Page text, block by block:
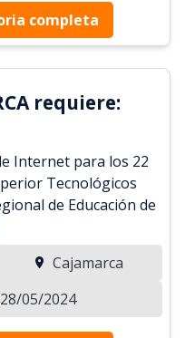
completa
requiere:
Internet para los 22
Tecnológicos
de Educación de
Cajamarca
05/2024